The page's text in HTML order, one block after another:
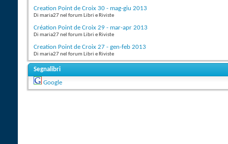
Creation Point de Croix 30 - mag-giu 2013
Di maria27 nel forum Libri e Riviste
Création Point de Croix 29 - mar-apr 2013
Di maria27 nel forum Libri e Riviste
Creation Point de Croix 27 - gen-feb 2013
Di maria27 nel forum Libri e Riviste
Segnalibri
Google